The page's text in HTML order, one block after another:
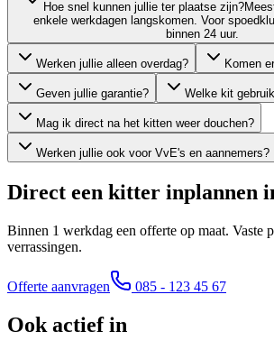
Hoe snel kunnen jullie ter plaatse zijn?
enkele werkdagen langskomen. Voor
binnen 24 uur.
Werken jullie alleen overdag? Komen
Geven jullie garantie? Welke kit
Mag ik direct na het kitten weer douchen?
Werken jullie ook voor VvE's en aannemers?
Direct een kitter inplannen
Binnen 1 werkdag een offerte op maat. Vaste
verrassingen.
Offerte aanvragen 085 - 123 45 67
Ook actief in